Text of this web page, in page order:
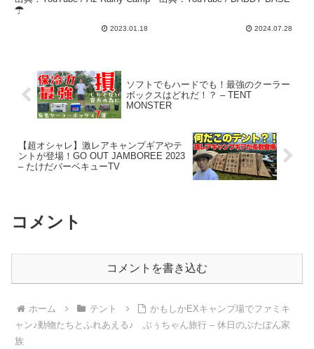
ン】【キャンプ】【キャン
プ女子】 – Az Rainy
☂
2023.01.18 2024.07.28
ソフトでもハードでも！最強のクーラー
ボックスはどれだ！？ – TENT
MONSTER
【超オシャレ】激レアキャンプギアやテ
ントが登場！GO OUT JAMBOREE 2023
– たけだバーベキューTV
コメント
コメントを書き込む
ホーム テント
かもしかEXキャンプ場でファミキ
ャン♪動物たちとふれあえる♪ ぶぅちゃん旅行 – 休日のぶたぽん家
族